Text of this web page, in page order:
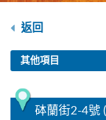
返回
其他項目
砵蘭街2-4號